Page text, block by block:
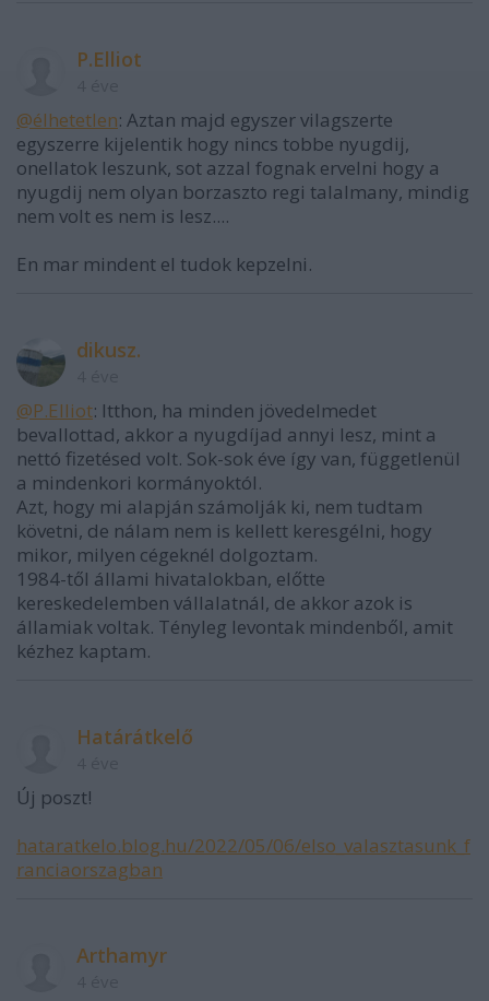
P.Elliot
@élhetetlen: Aztan majd egyszer vilagszerte
egyszerre kijelentik hogy nincs tobbe nyugdij,
onellatok leszunk, sot azzal fognak ervelni hogy a
nyugdij nem olyan borzaszto regi talalmany, mindig
nem volt es nem is lesz....
En mar mindent el tudok kepzelni.
dikusz.
@P.Elliot: Itthon, ha minden jövedelmedet
bevallottad, akkor a nyugdíjad annyi lesz, mint a
nettó fizetésed volt. Sok-sok éve így van, függetlenül
a mindenkori kormányoktól.
Azt, hogy mi alapján számolják ki, nem tudtam
követni, de nálam nem is kellett keresgélni, hogy
mikor, milyen cégeknél dolgoztam.
1984-től állami hivatalokban, előtte
kereskedelemben vállalatnál, de akkor azok is
államiak voltak. Tényleg levontak mindenből, amit
kézhez kaptam.
Határátkelő
Új poszt!
hataratkelo.blog.hu/2022/05/06/elso_valasztasunk_f
ranciaorszagban
Arthamyr